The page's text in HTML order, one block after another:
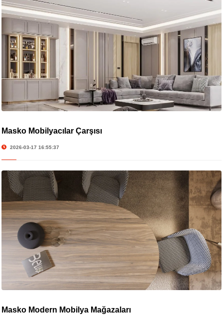
Masko Mobilyacılar Çarşısı
2026-03-17 16:55:37
Masko Modern Mobilya Mağazaları